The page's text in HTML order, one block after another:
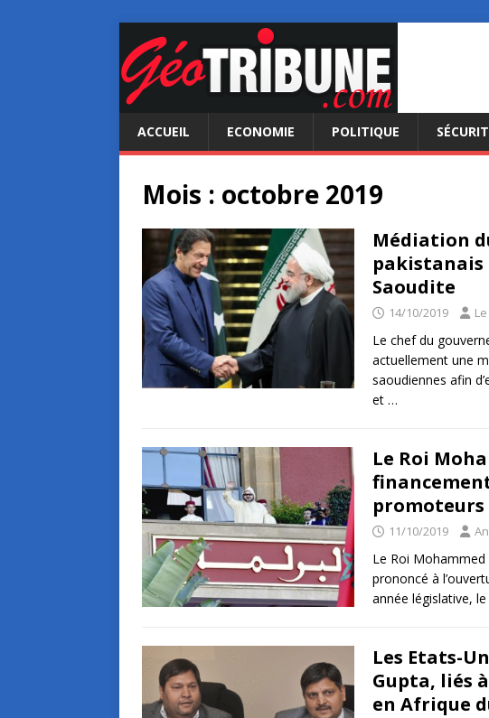
ACCUEIL ECONOMIE POLITIQUE
Mois : octobre 2019
Médiation
pakistanais
Saoudite
14/10/2019
Le chef du
actuellement une
saoudiennes afin
et …
Le Roi
promoteurs
11/10/2019
Le Roi Mohammed
prononcé à
année législative,
Les Etats-
Gupta, liés
en Afrique